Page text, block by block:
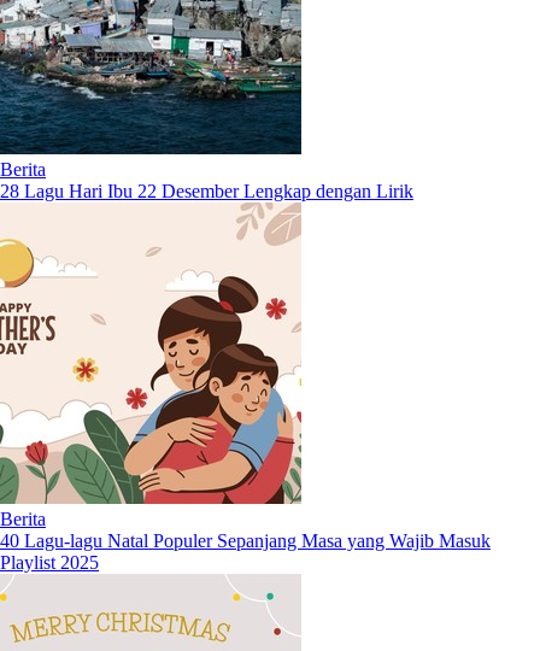
Berita
28 Lagu Hari Ibu 22 Desember Lengkap dengan Lirik
Berita
40 Lagu-lagu Natal Populer Sepanjang Masa yang Wajib Masuk
Playlist 2025